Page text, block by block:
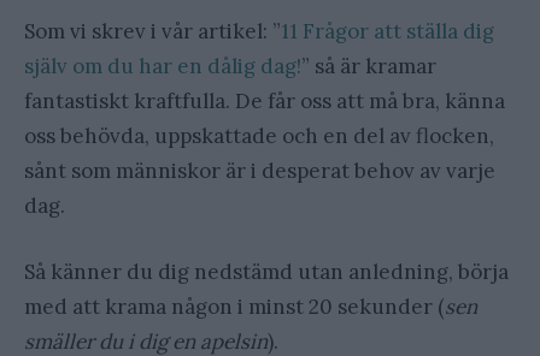
Som vi skrev i vår artikel: ”11 Frågor att ställa dig
själv om du har en dålig dag!” så är kramar
fantastiskt kraftfulla. De får oss att må bra, känna
oss behövda, uppskattade och en del av flocken,
sånt som människor är i desperat behov av varje
dag.
Så känner du dig nedstämd utan anledning, börja
med att krama någon i minst 20 sekunder (sen
smäller du i dig en apelsin).